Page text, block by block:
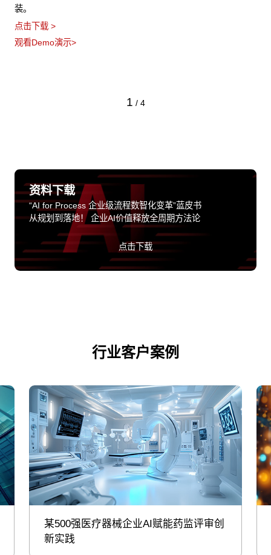
装。
点击下载 >
观看Demo演示>
1 / 4
资料下载
“AI for Process 企业级流程数智化变革”蓝皮书
从规划到落地！ 企业AI价值释放全周期方法论
点击下载
行业客户案例
某500强医疗器械企业AI赋能药监评审创
新实践